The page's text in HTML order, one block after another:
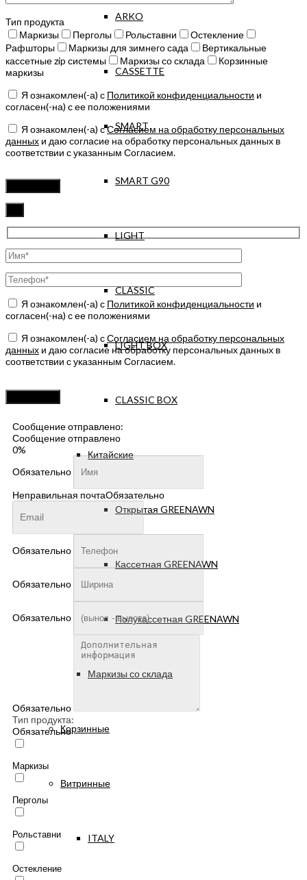
ARKO
CASSETTE
SMART
SMART G90
LIGHT
CLASSIC
LIGHT BOX
CLASSIC BOX
Китайские
Открытая GREENAWN
Кассетная GREENAWN
Полукассетная GREENAWN
Маркизы со склада
Корзинные
Витринные
ITALY
Тип продукта
Маркизы
Перголы Рольставни
Остекление
Рафшторы
Маркизы для зимнего сада
Вертикальные
кассетные zip системы
Маркизы со склада
Корзинные
маркизы
Я ознакомлен(-а) с Политикой конфиденциальности и
согласен(-на) с ее положениями
Я ознакомлен(-а) сСогласием на обработку персональных
данных и даю согласие на обработку персональных данных в
соответствии с указанным Согласием.
Я ознакомлен(-а) с Политикой конфиденциальности и
согласен(-на) с ее положениями
Я ознакомлен(-а) сСогласием на обработку персональных
данных и даю согласие на обработку персональных данных в
соответствии с указанным Согласием.
это
поле
Сообщение отправлено:
Сообщение отправлено
0%
Обязательно
Неправильная почтаОбязательно
Обязательно
Обязательно
Обязательно
Обязательно
Тип продукта:
Обязательно
Маркизы
Перголы
Рольставни
Остекление